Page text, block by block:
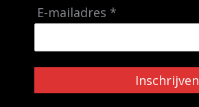
E-mailadres *
Inschrijven